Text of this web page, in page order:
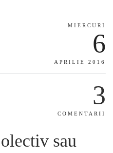
MIERCURI
6
APRILIE 2016
3
COMENTARII
sau